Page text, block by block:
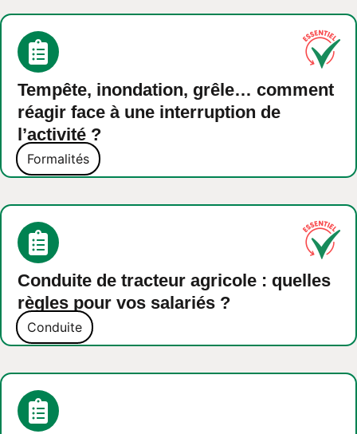
Tempête, inondation, grêle… comment
réagir face à une interruption de
l’activité ?
Formalités
Conduite de tracteur agricole : quelles
règles pour vos salariés ?
Conduite